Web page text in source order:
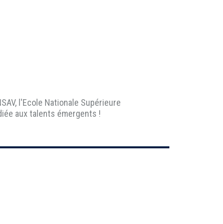
l'Ecole Nationale Supérieure
aux talents émergents !